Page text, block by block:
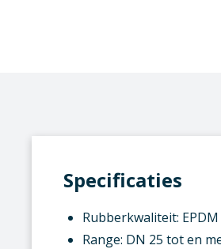
Specificaties
Rubberkwaliteit:
Range: DN 25 tot en